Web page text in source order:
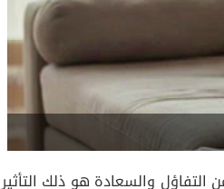
والسعادة هو ذلك التأثير